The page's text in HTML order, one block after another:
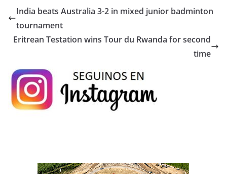
India beats Australia 3-2 in mixed junior badminton
tournament
Eritrean Testation wins Tour du Rwanda for second
time